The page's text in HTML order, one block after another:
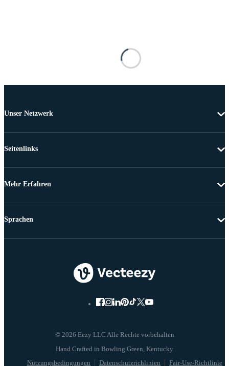
Unser Netzwerk
Seitenlinks
Mehr Erfahren
© 2026 Eezy LLC Alle Rechte vorbehalten
Nutzungsbedingungen Datenschutzrichlinien Fair-Use-Richtlinie
Sprachen